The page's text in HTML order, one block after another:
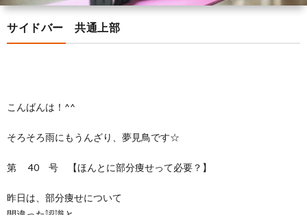
サイドバー 共通上部
こんばんは！^^
そろそろ雨にもうんざり、夢見鳥です☆
第 40 号 【ほんとに部分痩せって必要？】
昨日は、部分痩せについて